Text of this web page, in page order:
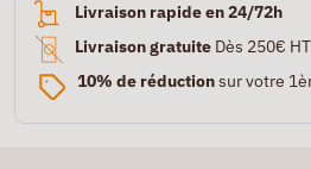
Livraison rapide en 24/72h
Livraison gratuite Dès 250€
10% de réductionsur votre